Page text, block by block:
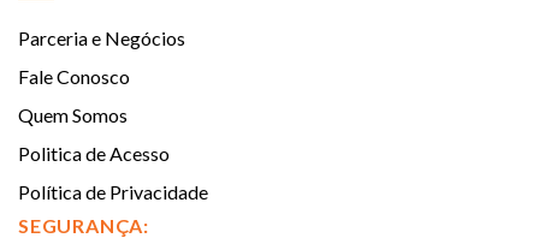
Parceria e Negócios
Fale Conosco
Quem Somos
Politica de Acesso
Política de Privacidade
SEGURANÇA: